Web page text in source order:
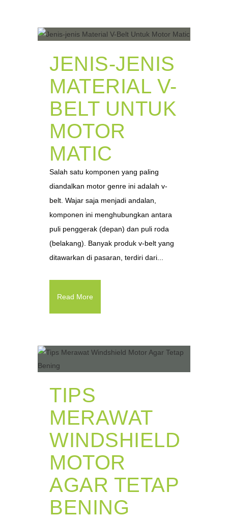
JENIS-JENIS
MATERIAL V-
BELT UNTUK
MOTOR
MATIC
Salah satu komponen yang paling
diandalkan motor genre ini adalah v-
belt. Wajar saja menjadi andalan,
komponen ini menghubungkan antara
puli penggerak (depan) dan puli roda
(belakang). Banyak produk v-belt yang
ditawarkan di pasaran, terdiri dari...
Read More
TIPS
MERAWAT
WINDSHIELD
MOTOR
AGAR TETAP
BENING